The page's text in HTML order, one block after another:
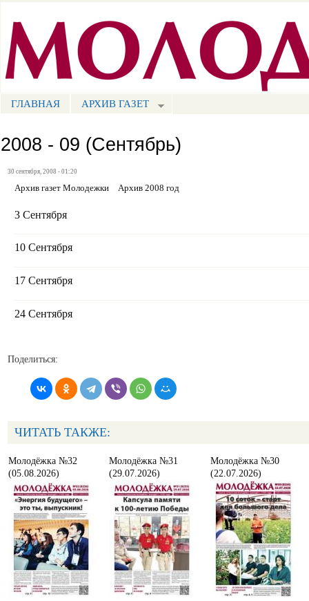
Портал СМИ КБР
МЕНЮ СМ
ГЛАВНАЯ АРХИВ ГАЗЕТ
2008 - 09 (Сентябрь)
30 сентября, 2008 - 01:20
Архив газет Молодежки Архив 2008 год
3 Сентября
10 Сентября
17 Сентября
24 Сентября
Поделиться:
ЧИТАТЬ ТАКЖЕ:
Молодёжка №32
(05.08.2026)
Молодёжка №31
(29.07.2026)
Молодёжка №30
(22.07.2026)